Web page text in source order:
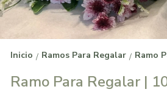
Inicio / Ramos Para Regalar / Ramo
Ramo Para Regalar |